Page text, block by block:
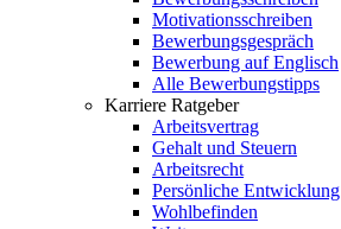
Motivationsschreiben
Bewerbungsgespräch
Bewerbung auf Englisch
Alle Bewerbungstipps
Karriere Ratgeber
Arbeitsvertrag
Gehalt und Steuern
Arbeitsrecht
Persönliche Entwicklung
Wohlbefinden